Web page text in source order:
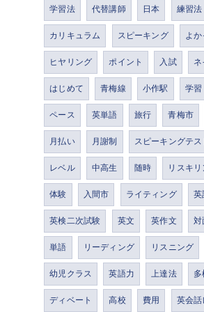
学習法
代替講師 日本 練習法
カリキュラム
スピーキング
よ
ヒヤリング
ポイント 入試
はじめて
青梅線 小作駅
学習
ペース
英単語 旅行 青梅市
月払い
月謝制
スピーキングテス
レベル
中高生 随時
リスキ
体験
入間市 ライティング
英検二次試験
英文 英作文
単語
リーディング
リスニング
幼児クラス
英語力 上達法
ディベート
高校 費用
英会